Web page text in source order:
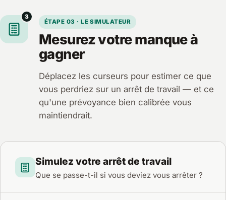
3
ÉTAPE 03 · LE SIMULATEUR
Mesurez votre manque à
gagner
Déplacez les curseurs pour estimer ce que
vous perdriez sur un arrêt de travail — et ce
qu'une prévoyance bien calibrée vous
maintiendrait.
Simulez votre arrêt de travail
Que se passe-t-il si vous deviez vous arrêter ?